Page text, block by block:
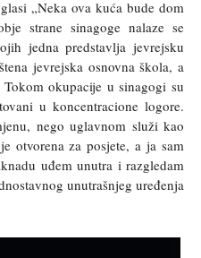
„Neka ova kuća bude dom
strane sinagoge nalaze se
jedna predstavlja jevrejsku
jevrejska osnovna škola, a
okupacije u sinagogi su
u koncentracione logore.
nego uglavnom služi kao
otvorena za posjete, a ja sam
uđem unutra i razgledam
unutrašnjeg uređenja